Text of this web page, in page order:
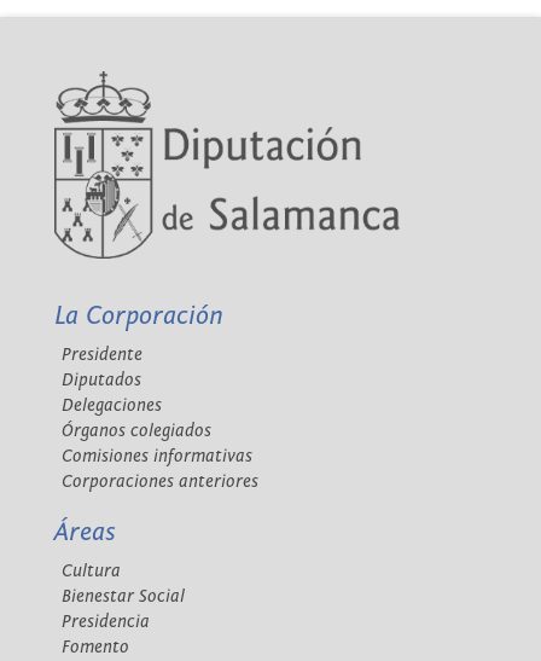
La Corporación
Presidente
Diputados
Delegaciones
Órganos colegiados
Comisiones informativas
Corporaciones anteriores
Áreas
Cultura
Bienestar Social
Presidencia
Fomento